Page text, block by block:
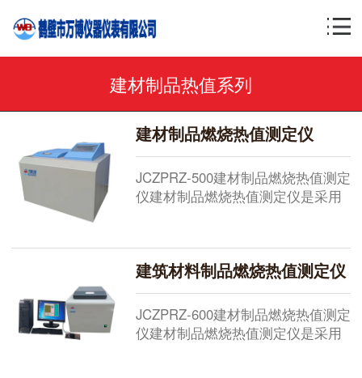
建材制品热值系列
建材制品燃烧热值测定仪
JCZPRZ-500建材制品燃烧热值测定
仪建材制品燃烧热值测定仪是采用
建材制品燃烧热值的检测，符合国
标 GB/T 14402-2007 建筑材料燃烧
热值试验方法。建材制品燃烧热值
测定仪 性能特点：■显示窗口采用
彩色液晶触摸屏，显示内容直观、
易理解、易使用，操作简单方便...
建筑材料制品燃烧热值测定仪
JCZPRZ-600建材制品燃烧热值测定
仪建材制品燃烧热值测定仪是采用